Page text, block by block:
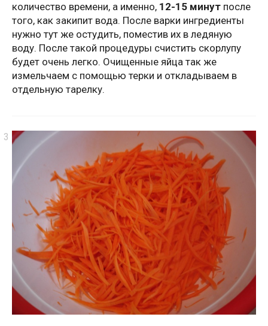
количество времени, а именно, 12-15 минут после
того, как закипит вода. После варки ингредиенты
нужно тут же остудить, поместив их в ледяную
воду. После такой процедуры счистить скорлупу
будет очень легко. Очищенные яйца так же
измельчаем с помощью терки и откладываем в
отдельную тарелку.